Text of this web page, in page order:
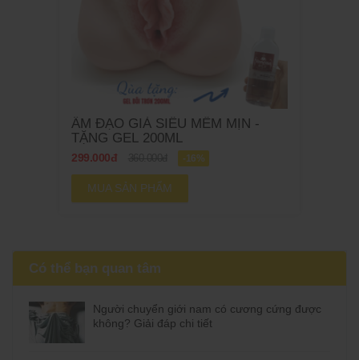
ÂM ĐẠO GIẢ SIÊU MỀM MỊN -
TẶNG GEL 200ML
299.000đ -16%
MUA SẢN PHẨM
Có thể bạn quan tâm
Người chuyển giới nam có cương cứng được
không? Giải đáp chi tiết